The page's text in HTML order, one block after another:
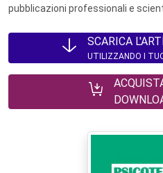
pubblicazioni professionali e
SCARICA
UTILIZZANDO I